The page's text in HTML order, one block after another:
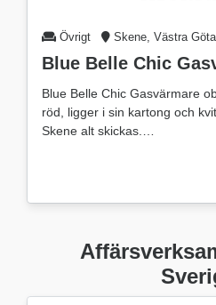
Övrigt Skene, Västra
Blue Belle Chic
Blue Belle Chic Gasvärmare
röd, ligger i sin kartong och
Skene alt skickas.